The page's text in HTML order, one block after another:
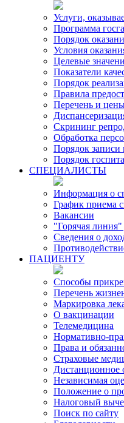
Услуги,
Программа
Порядок
Условия
Целевые
Показатели
Порядок
Правила
Перечень и
Скрининг
Обработка
Порядок записи
Порядок
СПЕЦИАЛИСТЫ
Информация о
График приема
Вакансии
"Горячая
Сведения о
ПАЦИЕНТУ
Способы
Перечень
Маркировка
О вакцинации
Телемедицина
Нормативно-
Права и
Страховые
Дистанционное
Независимая
Положение о
Налоговый
Поиск по сайту